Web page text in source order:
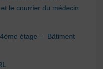
le courrier du médecin
étage – Bâtiment